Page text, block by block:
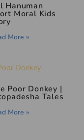
Hanuman
Moral Kids
More »
Poor Donkey |
Tales
More »